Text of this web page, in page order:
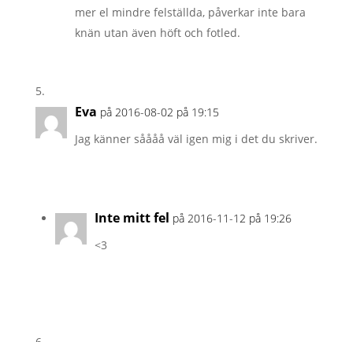
mer el mindre felställda, påverkar inte bara
knän utan även höft och fotled.
Eva på 2016-08-02 på 19:15
Jag känner såååå väl igen mig i det du skriver.
Inte mitt fel på 2016-11-12 på 19:26
<3